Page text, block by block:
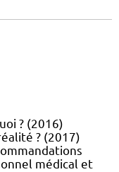
? (2016)
? (2017)
médical et